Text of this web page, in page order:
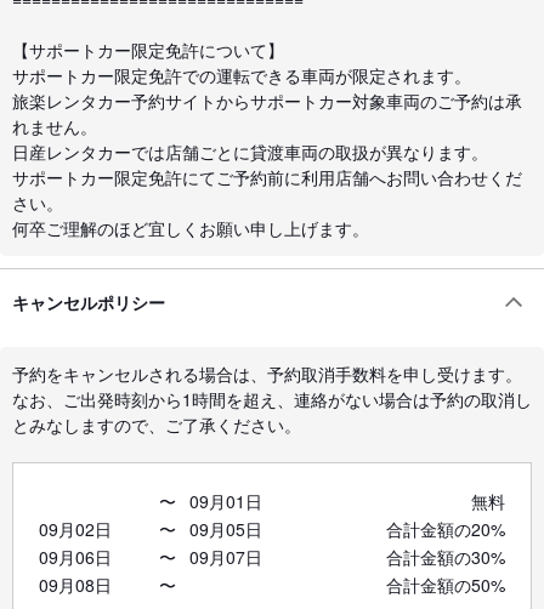
【サポートカー限定免許について】
サポートカー限定免許での運転できる車両が限定されます。
旅楽レンタカー予約サイトからサポートカー対象車両のご予約は承
れません。
日産レンタカーでは店舗ごとに貸渡車両の取扱が異なります。
サポートカー限定免許にてご予約前に利用店舗へお問い合わせくだ
さい。
何卒ご理解のほど宜しくお願い申し上げます。
キャンセルポリシー
予約をキャンセルされる場合は、予約取消手数料を申し受けます。
なお、ご出発時刻から1時間を超え、連絡がない場合は予約の取消し
とみなしますので、ご了承ください。
〜 09月01日
無料
09月02日
〜 09月05日
合計金額の20%
09月06日
〜 09月07日
合計金額の30%
09月08日
〜 合計金額の50%